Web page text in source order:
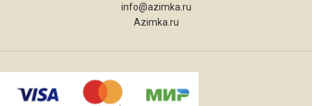
info@azimka.ru
Azimka.ru